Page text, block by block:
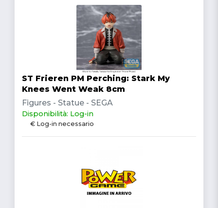
ST Frieren PM Perching: Stark My
Knees Went Weak 8cm
Figures - Statue - SEGA
Disponibilità: Log-in
€ Log-in necessario